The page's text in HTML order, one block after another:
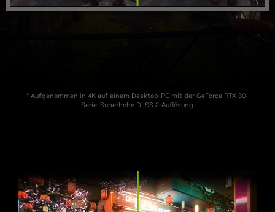
* Aufgenommen in 4K auf einem Desktop-PC mit der GeForce RTX 30-
Serie. Superhohe DLSS 2-Auflösung.